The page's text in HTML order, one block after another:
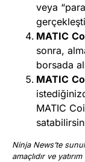
veya
MATIC
sonra,
borsada
MATIC
MATIC
Ninja News’te
amaçlıdır ve